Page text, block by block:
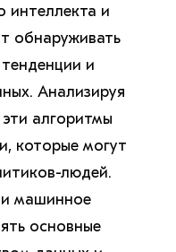
интеллекта и
обнаруживать
и
Анализируя
алгоритмы
которые могут
людей.
и машинное
основные